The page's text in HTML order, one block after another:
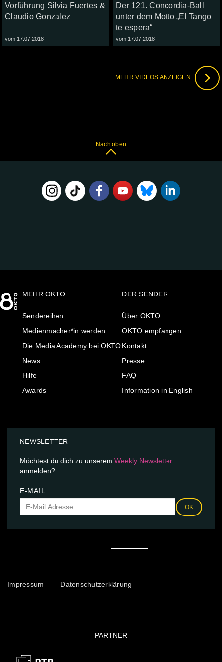
Vorführung Silvia Fuertes &
Claudio Gonzalez
vom 17.07.2018
Der 121. Concordia-Ball
unter dem Motto „El Tango
te espera“
vom 17.07.2018
MEHR VIDEOS ANZEIGEN
Nach oben
MEHR OKTO
Sendereihen
Medienmacher*in werden
Die Media Academy bei OKTO
News
Hilfe
Awards
DER SENDER
Über OKTO
OKTO empfangen
Kontakt
Presse
FAQ
Information in English
NEWSLETTER
Möchtest du dich zu unserem Weekly Newsletter
anmelden?
E-MAIL
OK
Impressum Datenschutzerklärung
PARTNER